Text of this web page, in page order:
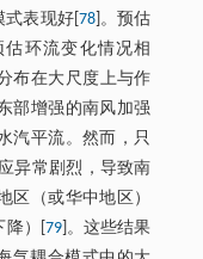
表现好[ 78]。预估
估环流变化情况相
布在大尺度上与作
部增强的南风加强
汽平流。然而，只
异常剧烈，导致南
区（或华中地区）
）[ 79]。这些结果